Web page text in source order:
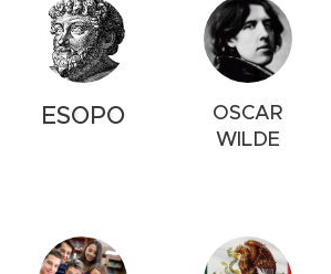
ESOPO
OSCAR
WILDE